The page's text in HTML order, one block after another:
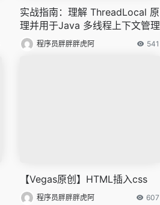
实战指南：理解 ThreadLocal 原
理并用于Java 多线程上下文管理
程序员胖胖胖虎阿 541
【Vegas原创】HTML插入css
程序员胖胖胖虎阿 607